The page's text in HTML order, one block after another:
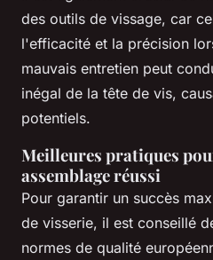
des outils de vissage, car
l'efficacité et la précision
mauvais entretien peut
inégal de la tête de vis,
potentiels.
Meilleures pratiques
assemblage réussi
Pour garantir un succès
de visserie, il est conseillé
normes de qualité